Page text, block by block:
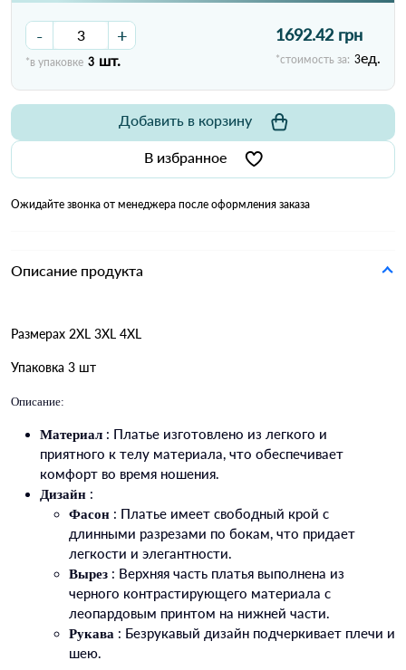
- +
*в упаковке 3 шт.
1692.42 грн
*стоимость за: 3ед.
В избранное
Добавить в корзину
Ожидайте звонка от менеджера после оформления заказа
Описание продукта
Размерах 2XL 3XL 4XL
Упаковка 3 шт
Описание:
Материал : Платье изготовлено из легкого и
приятного к телу материала, что обеспечивает
комфорт во время ношения.
Дизайн :
Фасон : Платье имеет свободный крой с
длинными разрезами по бокам, что придает
легкости и элегантности.
Вырез : Верхняя часть платья выполнена из
черного контрастирующего материала с
леопардовым принтом на нижней части.
Рукава : Безрукавый дизайн подчеркивает плечи и
шею.